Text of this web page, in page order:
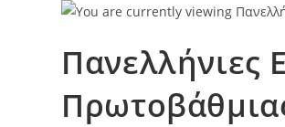
Πανελλήνιες